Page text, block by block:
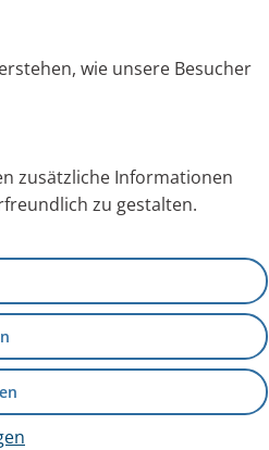
wie unsere Besucher
zusätzliche Informationen
zu gestalten.